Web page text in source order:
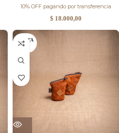
10% OFF pagando por transferencia
$ 18.000,00
AGOTA
DO